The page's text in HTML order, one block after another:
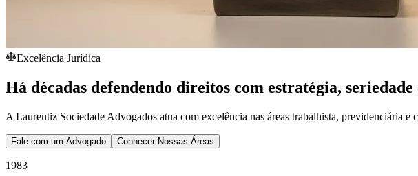
Excelência Jurídica
Há décadas defendendo direitos com estratégia, seriedade
A Laurentiz Sociedade Advogados atua com excelência nas áreas trabalhista, previdenciária
Fale com um Advogado Conhecer Nossas Áreas
1983